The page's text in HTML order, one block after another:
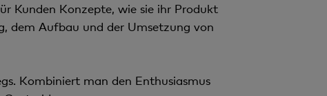
Kunden Konzepte, wie sie ihr Produkt
dem Aufbau und der Umsetzung von
Kombiniert man den Enthusiasmus